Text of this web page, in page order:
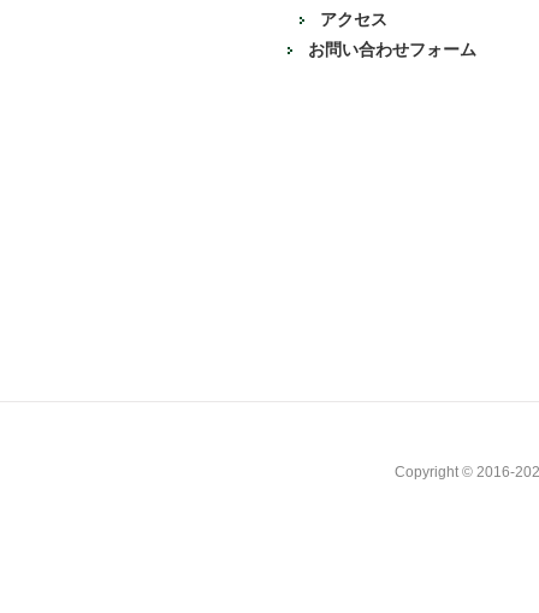
アクセス
お問い合わせフォーム
Copyright © 2016-